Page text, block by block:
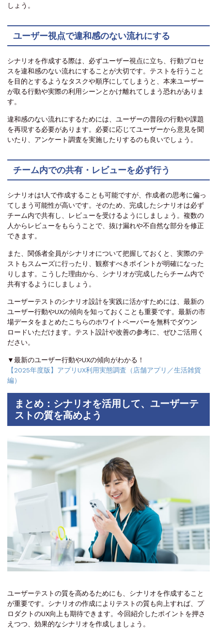
しょう。
ユーザー視点で違和感のない流れにする
シナリオを作成する際は、必ずユーザー視点に立ち、行動プロセ
スを違和感のない流れにすることが大切です。テストを行うこと
を目的とするようなタスクや順序にしてしまうと、本来ユーザー
が取る行動や実際の利用シーンとかけ離れてしまう恐れがありま
す。
違和感のない流れにするためには、ユーザーの普段の行動や課題
を再現する必要があります。必要に応じてユーザーから意見を聞
いたり、アンケート調査を実施したりするのも良いでしょう。
チーム内での共有・レビューを必ず行う
シナリオは1人で作成することも可能ですが、作成者の思考に偏っ
てしまう可能性が高いです。そのため、完成したシナリオは必ず
チーム内で共有し、レビューを受けるようにしましょう。複数の
人からレビューをもらうことで、抜け漏れや不自然な部分を修正
できます。
また、関係者全員がシナリオについて把握しておくと、実際のテ
ストもスムーズに行ったり、観察すべきポイントが明確になった
りします。こうした理由から、シナリオが完成したらチーム内で
共有するようにしましょう。
ユーザーテストのシナリオ設計を実践に活かすためには、最新の
ユーザー行動やUXの傾向を知っておくことも重要です。最新の市
場データをまとめたこちらのホワイトペーパーを無料でダウン
ロードいただけます。テスト設計や改善の参考に、ぜひご活用く
ださい。
▼最新のユーザー行動やUXの傾向がわかる！
【2025年度版】アプリUX利用実態調査（店舗アプリ／生活雑貨
編）
まとめ：シナリオを活用して、ユーザーテ
ストの質を高めよう
ユーザーテストの質を高めるためにも、シナリオを作成すること
が重要です。シナリオの作成によりテストの質も向上すれば、プ
ロダクトのUX向上も期待できます。今回紹介したポイントを押さ
えつつ、効果的なシナリオを作成しましょう。